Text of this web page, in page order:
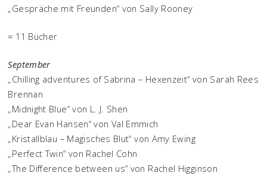
„Gespräche mit Freunden“ von Sally Rooney
= 11 Bücher
September
„Chilling adventures of Sabrina – Hexenzeit“ von Sarah Rees
Brennan
„Midnight Blue“ von L. J. Shen
„Dear Evan Hansen“ von Val Emmich
„Kristallblau – Magisches Blut“ von Amy Ewing
„Perfect Twin“ von Rachel Cohn
„The Difference between us“ von Rachel Higginson